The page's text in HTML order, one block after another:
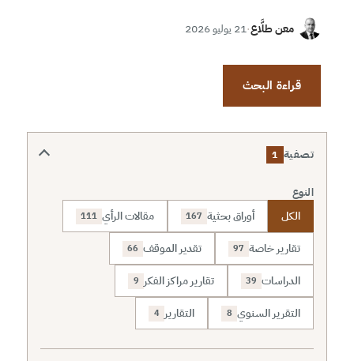
معن طلَّاع·21 يوليو 2026
قراءة البحث
تصفية 1
النوع
الكل أوراق بحثية 167 مقالات الرأي 111
تقارير خاصة 97 تقدير الموقف 66
الدراسات 39 تقارير مراكز الفكر 9
التقرير السنوي 8 التقارير 4